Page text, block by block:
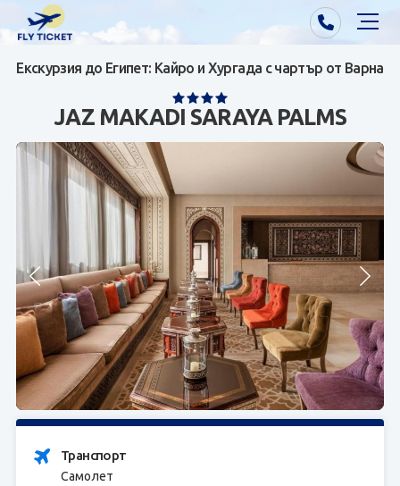
Почивки от Варна
Екзотика
Почивки от София/Пловдив/Бургас
Самолетни билети
Контакти
За нас
ЗАПИТВАНЕ
Екскурзия до Египет: Кайро и Хургада с чартър от Варна
JAZ MAKADI SARAYA PALMS
Транспорт
Самолет